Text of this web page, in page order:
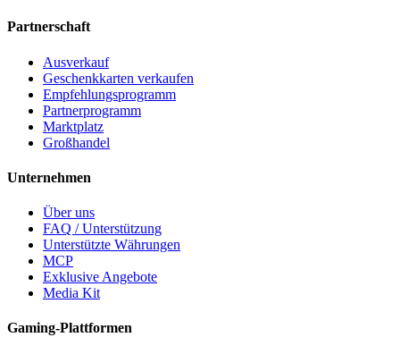
Partnerschaft
Ausverkauf
Geschenkkarten verkaufen
Empfehlungsprogramm
Partnerprogramm
Marktplatz
Großhandel
Unternehmen
Über uns
FAQ / Unterstützung
Unterstützte Währungen
MCP
Exklusive Angebote
Media Kit
Gaming-Plattformen